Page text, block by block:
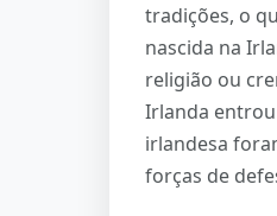
tradições, o
nascida na
religião ou
Irlanda entrou
irlandesa
forças de